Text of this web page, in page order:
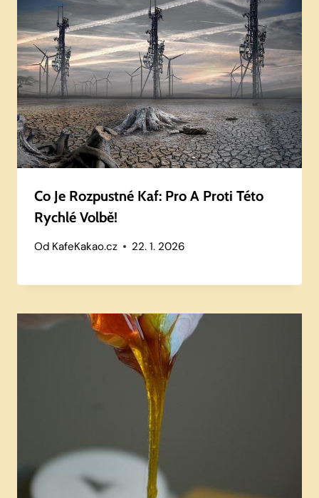
Co Je Rozpustné Kaf: Pro A Proti Této
Rychlé Volbě!
Od KafeKakao.cz 22. 1. 2026